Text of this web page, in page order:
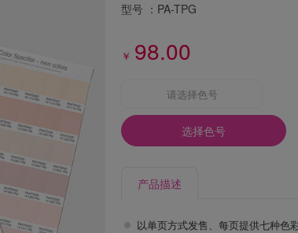
型号 ： PA-TPG
￥ 98.00
请选择色号
选择色号
产品描述
以单页方式发售、每页提供七种色